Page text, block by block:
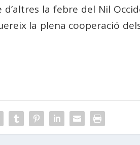
la febre del Nil
la plena cooperació